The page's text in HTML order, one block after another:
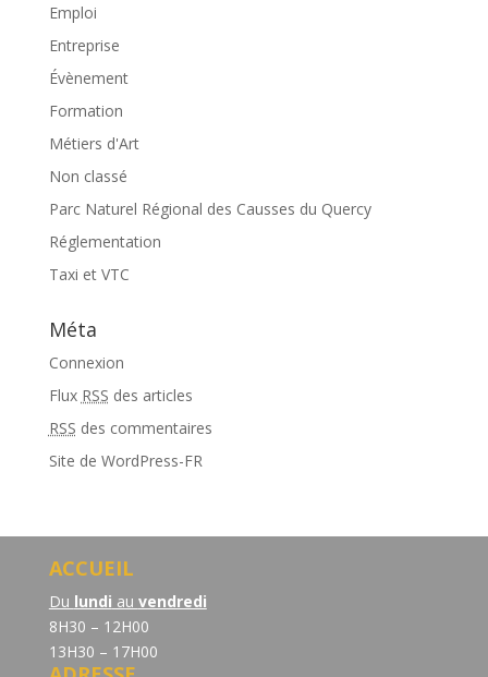
Emploi
Entreprise
Évènement
Formation
Métiers d'Art
Non classé
Parc Naturel Régional des Causses du Quercy
Réglementation
Taxi et VTC
Méta
Connexion
Flux RSS des articles
RSS des commentaires
Site de WordPress-FR
ACCUEIL
Du lundi au vendredi
8H30 – 12H00
13H30 – 17H00